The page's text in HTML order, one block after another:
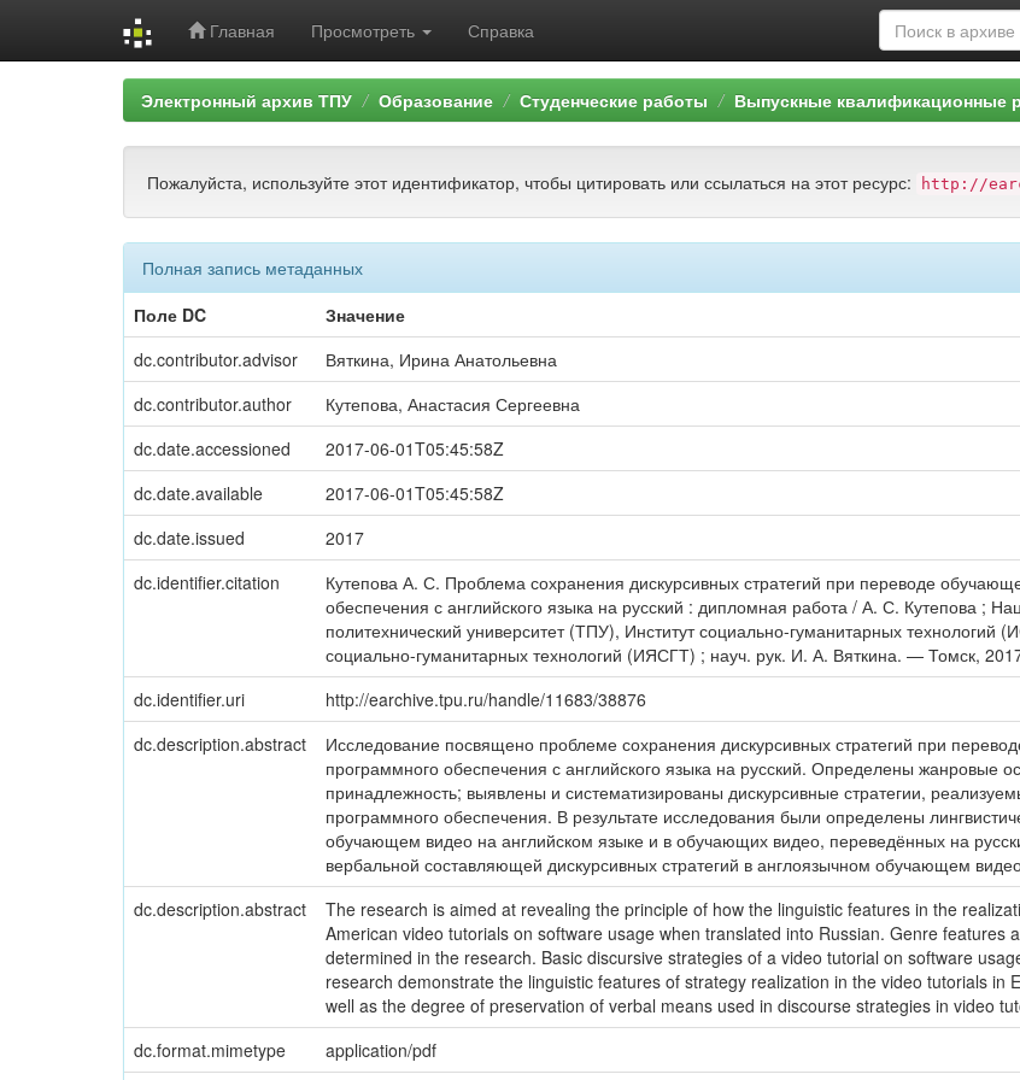
Главная Просмотреть Справка
Электронный архив ТПУ Образование Студенческие работы Выпускные квалификационные
Пожалуйста, используйте этот идентификатор, чтобы цитировать или ссылаться на этот ресурс: http://
Полная запись метаданных
Поле DC
Значение
dc.contributor.advisor
Вяткина, Ирина Анатольевна
dc.contributor.author
Кутепова, Анастасия Сергеевна
dc.date.accessioned
2017-06-01T05:45:58Z
dc.date.available
2017-06-01T05:45:58Z
dc.date.issued
2017
dc.identifier.citation
Кутепова А. С. Проблема сохранения дискурсивных стратегий при переводе
обеспечения с английского языка на русский : дипломная работа / А. С. Кутепова ;
политехнический университет (ТПУ), Институт социально-гуманитарных технологий
социально-гуманитарных технологий (ИЯСГТ) ; науч. рук. И. А. Вяткина. — Томск,
dc.identifier.uri http://earchive.tpu.ru/handle/11683/38876
dc.description.abstract
Исследование посвящено проблеме сохранения дискурсивных стратегий при
программного обеспечения с английского языка на русский. Определены жанровые
принадлежность; выявлены и систематизированы дискурсивные стратегии,
программного обеспечения. В результате исследования были определены
обучающем видео на английском языке и в обучающих видео, переведённых на
вербальной составляющей дискурсивных стратегий в англоязычном обучающем
dc.description.abstract
The research is aimed at revealing the principle of how the linguistic features in the
American video tutorials on software usage when translated into Russian. Genre features
determined in the research. Basic discursive strategies of a video tutorial on software
research demonstrate the linguistic features of strategy realization in the video tutorials in
well as the degree of preservation of verbal means used in discourse strategies in video
dc.format.mimetype application/pdf